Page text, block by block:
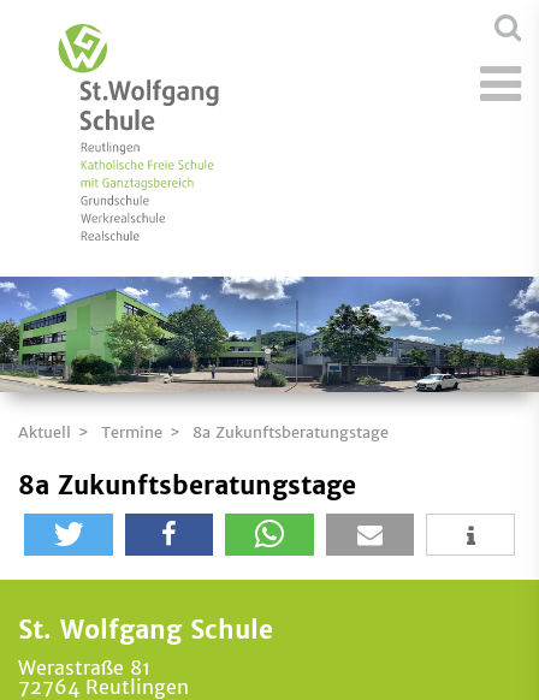
Aktuell Termine 8a Zukunftsberatungstage
8a Zukunftsberatungstage
St. Wolfgang Schule
Werastraße 81
72764 Reutlingen